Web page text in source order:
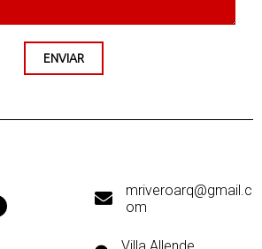
ENVIAR
mriveroarq@gmail.c
om